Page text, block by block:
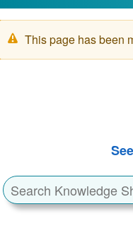
Mensagem
de
This page has been